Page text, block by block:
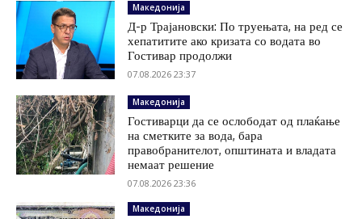
Македонија
Д-р Трајановски: По труењата, на ред се
хепатитите ако кризата со водата во
Гостивар продолжи
07.08.2026 23:37
Македонија
Гостиварци да се ослободат од плаќање
на сметките за вода, бара
правобранителот, општината и владата
немаат решение
07.08.2026 23:36
Македонија